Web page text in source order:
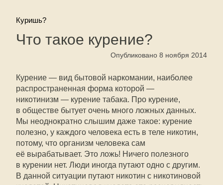
Куришь?
Что такое курение?
Опубликовано 8 ноября 2014
Курение — вид бытовой наркомании, наиболее
распространенная форма которой —
никотинизм — курение табака. Про курение,
в обществе бытует очень много ложных данных.
Мы неоднократно слышим даже такое: курение
полезно, у каждого человека есть в теле никотин,
потому, что организм человека сам
её вырабатывает. Это ложь! Ничего полезного
в курении нет. Люди иногда путают одно с другим.
В данной ситуации путают никотин с никотиновой